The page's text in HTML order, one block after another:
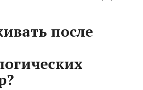
после